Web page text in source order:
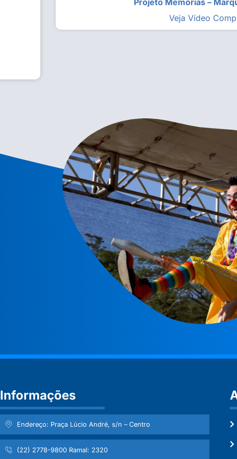
Projeto Memórias –
Veja Vídeo
Informações
Endereço: Praça Lúcio André, s/n – Centro
(22) 2778-9800 Ramal: 2320